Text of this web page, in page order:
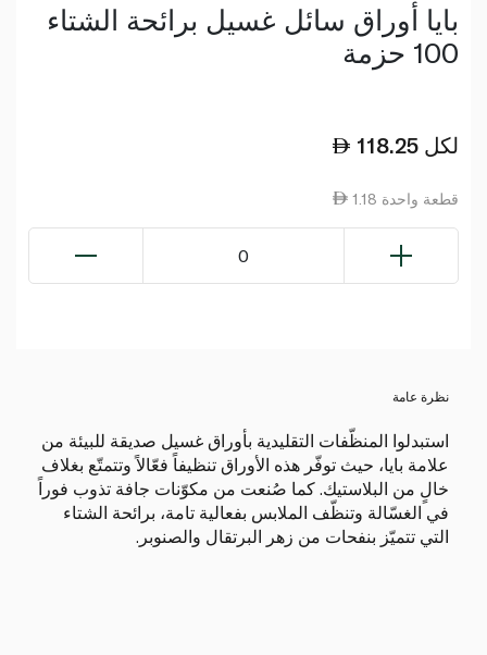
بايا أوراق سائل غسيل برائحة الشتاء
100 حزمة
118.25 لكل
1.18 قطعة واحدة
0
نظرة عامة
استبدلوا المنظّفات التقليدية بأوراق غسيل صديقة للبيئة من
علامة بايا، حيث توفّر هذه الأوراق تنظيفاً فعّالاً وتتمتّع بغلاف
خالٍ من البلاستيك. كما صُنعت من مكوّنات جافة تذوب فوراً
في الغسّالة وتنظّف الملابس بفعالية تامة، برائحة الشتاء
التي تتميّز بنفحات من زهر البرتقال والصنوبر.